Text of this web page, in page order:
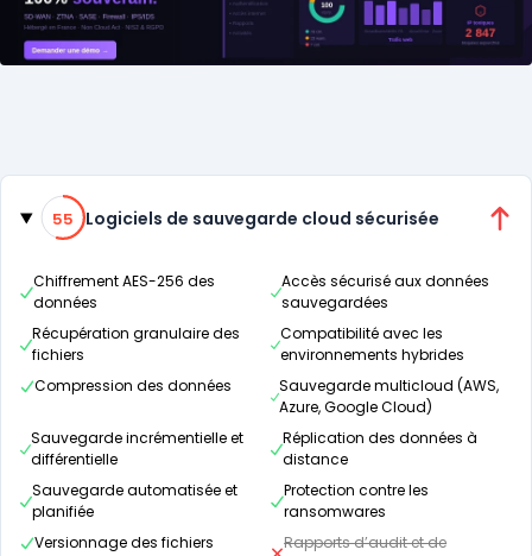
Catégories
55% de compatibilité
55 Logiciels de sauvegarde cloud sécurisée
Chiffrement AES-256 des
données
Accès sécurisé aux données
sauvegardées
Récupération granulaire des
fichiers
Compatibilité avec les
environnements hybrides
Compression des données
Sauvegarde multicloud (AWS,
Azure, Google Cloud)
Sauvegarde incrémentielle et
différentielle
Réplication des données à
distance
Sauvegarde automatisée et
planifiée
Protection contre les
ransomwares
Versionnage des fichiers
Rapports d’audit et de